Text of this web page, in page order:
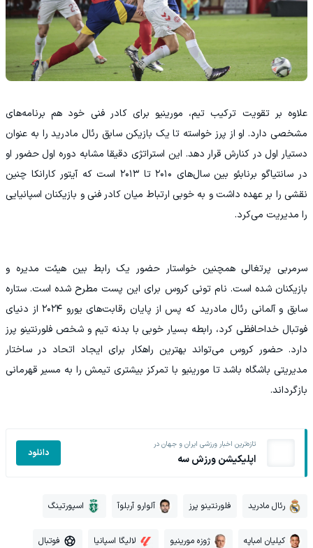
علاوه بر تقویت ترکیب تیم، مورینیو برای کادر فنی خود هم برنامه‌های
مشخصی دارد. او از پرز خواسته تا یک بازیکن سابق رئال مادرید را به عنوان
دستیار اول در کنارش قرار دهد. این استراتژی دقیقا مشابه دوره اول حضور او
در سانتیاگو برنابئو بین سال‌های ۲۰۱۰ تا ۲۰۱۳ است که آیتور کارانکا چنین
نقشی را بر عهده داشت و به خوبی ارتباط میان کادر فنی و بازیکنان اسپانیایی
را مدیریت می‌کرد.
سرمربی پرتغالی همچنین خواستار حضور یک رابط بین هیئت مدیره و
بازیکنان شده است. نام تونی کروس برای این پست مطرح شده است. ستاره
سابق و آلمانی رئال مادرید که پس از پایان رقابت‌های یورو ۲۰۲۴ از دنیای
فوتبال خداحافظی کرد، رابطه بسیار خوبی با بدنه تیم و شخص فلورنتینو پرز
دارد. حضور کروس می‌تواند بهترین راهکار برای ایجاد اتحاد در ساختار
مدیریتی باشگاه باشد تا مورینیو با تمرکز بیشتری تیمش را به مسیر قهرمانی
بازگرداند.
تازه‌ترین اخبار ورزشی ایران و جهان در
اپلیکیشن ورزش سه دانلود
رئال مادرید فلورنتینو پرز آلوارو آربلوآ اسپورتینگ
کیلیان امباپه ژوزه مورینیو لالیگا اسپانیا فوتبال